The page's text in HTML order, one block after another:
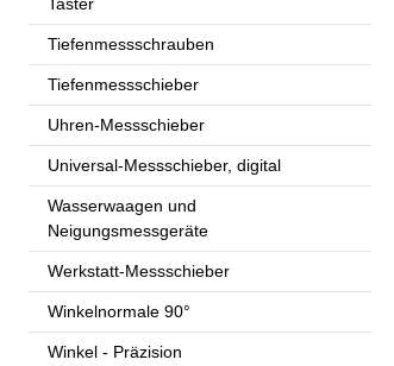
Tiefenmessschrauben
Tiefenmessschieber
Uhren-Messschieber
Universal-Messschieber, digital
Wasserwaagen und
Neigungsmessgeräte
Werkstatt-Messschieber
Winkelnormale 90°
Winkel - Präzision